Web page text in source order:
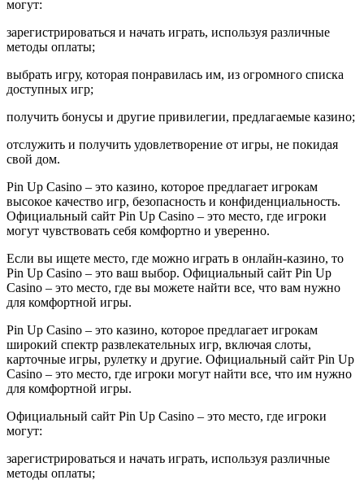
могут:
зарегистрироваться и начать играть, используя различные
методы оплаты;
выбрать игру, которая понравилась им, из огромного списка
доступных игр;
получить бонусы и другие привилегии, предлагаемые казино;
отслужить и получить удовлетворение от игры, не покидая
свой дом.
Pin Up Casino – это казино, которое предлагает игрокам
высокое качество игр, безопасность и конфиденциальность.
Официальный сайт Pin Up Casino – это место, где игроки
могут чувствовать себя комфортно и уверенно.
Если вы ищете место, где можно играть в онлайн-казино, то
Pin Up Casino – это ваш выбор. Официальный сайт Pin Up
Casino – это место, где вы можете найти все, что вам нужно
для комфортной игры.
Pin Up Casino – это казино, которое предлагает игрокам
широкий спектр развлекательных игр, включая слоты,
карточные игры, рулетку и другие. Официальный сайт Pin Up
Casino – это место, где игроки могут найти все, что им нужно
для комфортной игры.
Официальный сайт Pin Up Casino – это место, где игроки
могут:
зарегистрироваться и начать играть, используя различные
методы оплаты;